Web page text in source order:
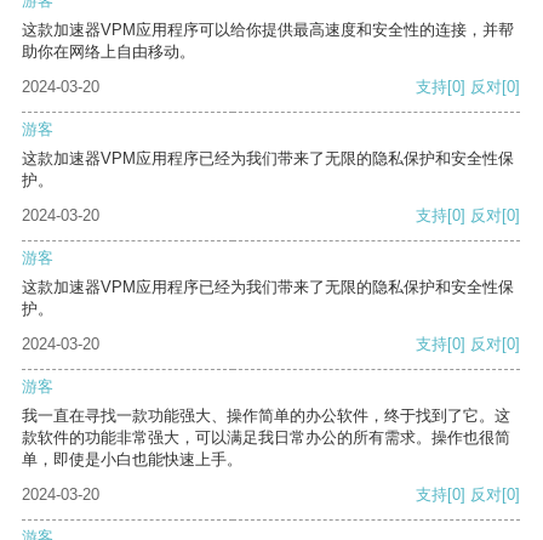
这款加速器VPM应用程序可以给你提供最高速度和安全性的连接，并帮
助你在网络上自由移动。
2024-03-20
支持[0] 反对[0]
游客
这款加速器VPM应用程序已经为我们带来了无限的隐私保护和安全性保
护。
2024-03-20
支持[0] 反对[0]
游客
这款加速器VPM应用程序已经为我们带来了无限的隐私保护和安全性保
护。
2024-03-20
支持[0] 反对[0]
游客
我一直在寻找一款功能强大、操作简单的办公软件，终于找到了它。这
款软件的功能非常强大，可以满足我日常办公的所有需求。操作也很简
单，即使是小白也能快速上手。
2024-03-20
支持[0] 反对[0]